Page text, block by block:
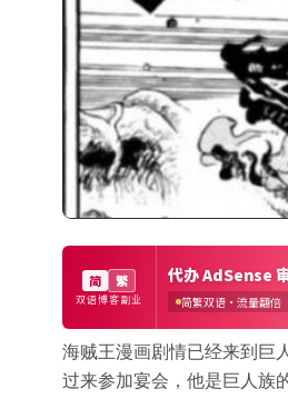
海贼王漫画剧情已经来到巨
过来参加宴会，他是巨人族